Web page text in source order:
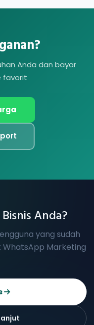
Anda dan bayar
favorit
Anda?
yang sudah
WhatsApp Marketing